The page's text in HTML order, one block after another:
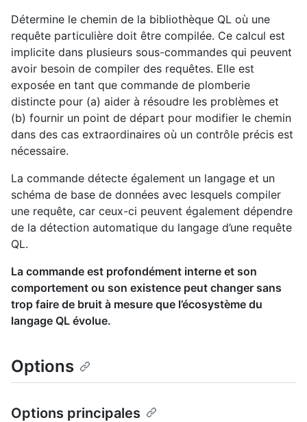
Détermine le chemin de la bibliothèque QL où une
requête particulière doit être compilée. Ce calcul est
implicite dans plusieurs sous-commandes qui peuvent
avoir besoin de compiler des requêtes. Elle est
exposée en tant que commande de plomberie
distincte pour (a) aider à résoudre les problèmes et
(b) fournir un point de départ pour modifier le chemin
dans des cas extraordinaires où un contrôle précis est
nécessaire.
La commande détecte également un langage et un
schéma de base de données avec lesquels compiler
une requête, car ceux-ci peuvent également dépendre
de la détection automatique du langage d’une requête
QL.
La commande est profondément interne et son
comportement ou son existence peut changer sans
trop faire de bruit à mesure que l’écosystème du
langage QL évolue.
Options
Options principales